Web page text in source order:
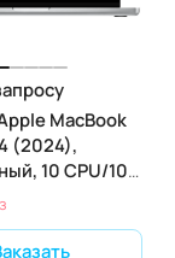
MacBook
(2024),
10 CPU/10
2 ТБ SSD